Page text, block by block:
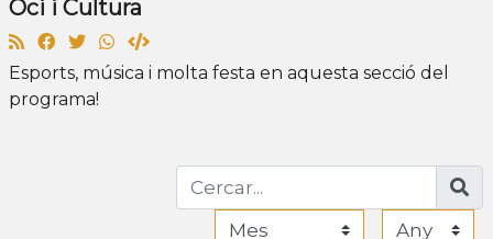
Oci i Cultura
Esports, música i molta festa en aquesta secció del
programa!